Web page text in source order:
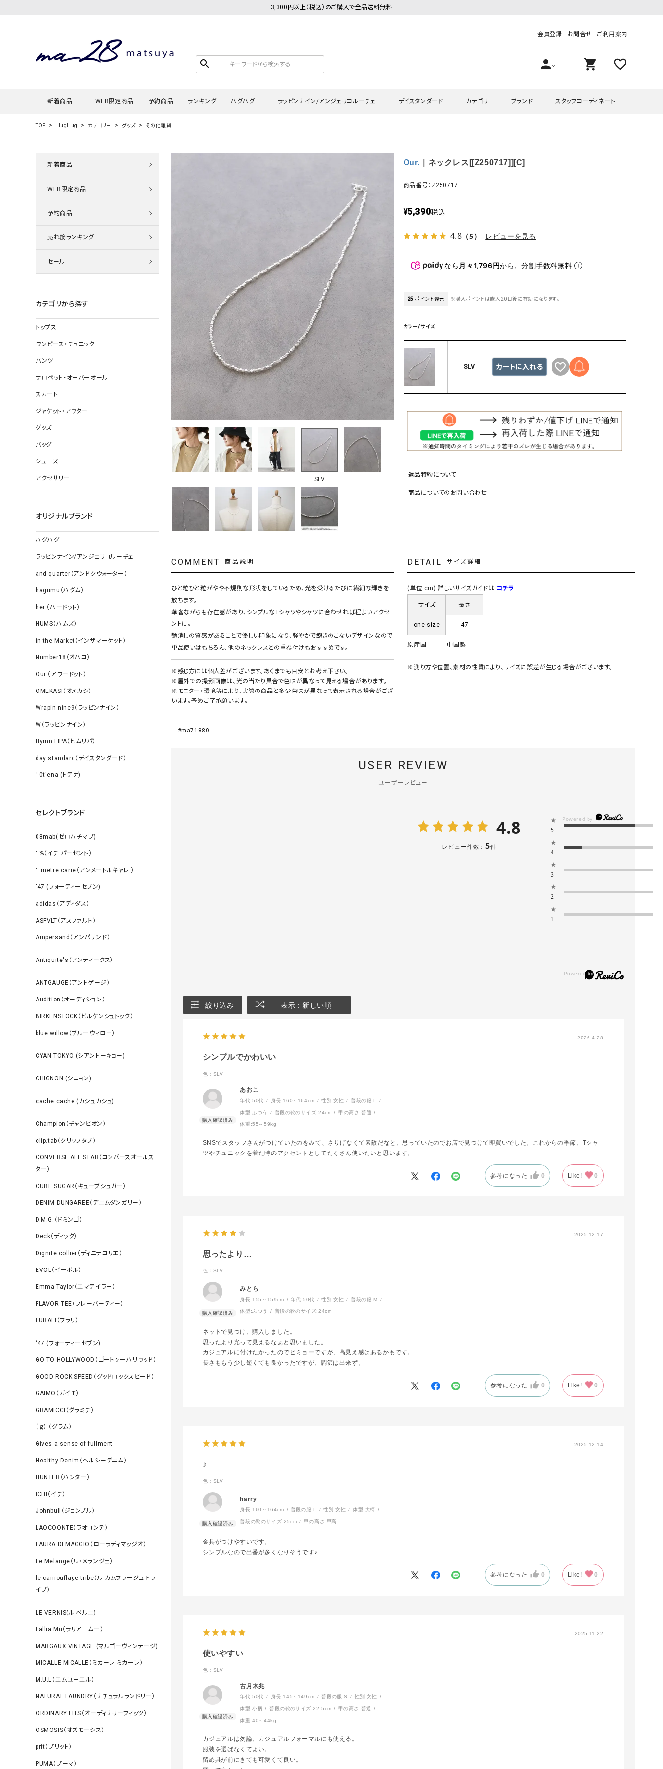
3,300円以上（税込）のご購入で全品送料無料
search
会員登録 お問合せ ご利用案内
person shopping_cart favorite_outline
新着商品 WEB限定商品 予約商品 ランキング ハグハグ
その他のパンツ ロング・マキシ丈
その他スカート
ジャケット
コート
すべて見る
帽子
ソックス
その他雑貨
ラッピンナイン/アンジェリコルーチェ
デニムパンツ
その他のパンツ
ジャケット
コート
その他アウター
バッグ
シューズ
アクセサリー
すべて見る
デイスタンダード
カーディガン・ベスト
スウェット・パーカー
ニット
チュニック
ジャケット
コート
ガウン
バッグ
帽子
ソックス・その他雑貨
カテゴリ
ワンピース・チュニック
スカート
グッズ
サロペット・オーバーオール
ジャケット・アウター
グッズ
ブランド
ラッピンナイン/アンジェリコルーチェ
Wrapin nine9（ラッピンナイン）
120%lino（ワンハンドレッドトゥエンティ
ーパーセントリノ）
Ampersand（アンパサンド） MICALLE MICALLE（ミカ
Antiquite's（アンティークス）
NATURAL LAUNDRY（ナチ
リー）
blue willow（ブルーウィロー）
DENIM DUNGAREE（デニムダンガリー）
EVOL（イーボル）
HUNTER（ハンター） WILD THINGS（ワイルドシ
スタッフコーディネート
TOP HugHug カテゴリー グッズ その他雑貨
新着商品
WEB限定商品
予約商品
売れ筋ランキング
セール
カテゴリから探す
トップス
ワンピース・チュニック
パンツ
サロペット・オーバーオール
スカート
ジャケット・アウター
グッズ
バッグ
シューズ
アクセサリー
オリジナルブランド
ハグハグ
ラッピンナイン/アンジェリコルーチェ
and quarter（アンドクウォーター）
hagumu（ハグム）
her.（ハードット）
HUMS（ハムズ）
in the Market（インザマーケット）
Number18（オハコ）
Our.（アワードット）
OMEKASI（オメカシ）
Wrapin nine9（ラッピンナイン）
W（ラッピンナイン）
Hymn LIPA（ヒムリパ）
day standard（デイスタンダード）
10t'ena (トテナ)
セレクトブランド
08mab(ゼロハチマブ)
1%（イチ パーセント）
1 metre carre（アンメートルキャレ ）
‘47 (フォーティーセブン)
adidas（アディダス）
ASFVLT（アスファルト）
Ampersand（アンパサンド）
Antiquite's（アンティークス）
ANTGAUGE（アントゲージ）
Audition（オーディション）
BIRKENSTOCK（ビルケンシュトック）
blue willow（ブルーウィロー）
CYAN TOKYO (シアントーキョー)
CHIGNON (シニョン)
cache cache (カシュカシュ)
Champion（チャンピオン）
clip.tab（クリップタブ）
CONVERSE ALL STAR（コンバースオールス
ター）
CUBE SUGAR（キューブシュガー）
DENIM DUNGAREE（デニムダンガリー）
D.M.G.（ドミンゴ）
Deck（ディック）
Dignite collier（ディニテコリエ）
EVOL（イーボル）
Emma Taylor（エマテイラー）
FLAVOR TEE（フレーバーティー）
FURALI（フラリ）
‘47 (フォーティーセブン)
GO TO HOLLYWOOD（ゴートゥーハリウッド）
GOOD ROCK SPEED（グッドロックスピード）
GAIMO（ガイモ）
GRAMICCI（グラミチ）
（ｇ） （グラム）
Gives a sense of fullment
Healthy Denim（ヘルシーデニム）
HUNTER（ハンター）
ICHI（イチ）
Johnbull（ジョンブル）
LAOCOONTE（ラオコンテ）
LAURA DI MAGGIO（ローラディマッジオ）
Le Melange（ル・メランジェ）
le camouflage tribe（ル カムフラージュ トラ
イブ）
LE VERNIS(ル ベルニ)
Lallia Mu（ラリア ムー）
MARGAUX VINTAGE (マルゴーヴィンテージ)
MICALLE MICALLE（ミカーレ ミカーレ）
M.U.L（エムユーエル）
NATURAL LAUNDRY（ナチュラルランドリー）
ORDINARY FITS（オーディナリーフィッツ）
OSMOSIS（オズモーシス）
prit（プリット）
PUMA（プーマ）
SLV
Our. ｜ネックレス[[Z250717]][C]
商品番号：Z250717
¥5,390税込
4.8 （5） レビューを見る
なら 月々1,796円から。分割手数料無料
25 ポイント還元 ※購入ポイントは購入20日後に有効になります。
カラー/サイズ
SLV カートに入れる
返品特約について
商品についてのお問い合わせ
COMMENT 商品説明
ひと粒ひと粒がやや不規則な形状をしているため、光を受けるたびに繊細な輝きを
放ちます。
華奢ながらも存在感があり、シンプルなTシャツやシャツに合わせれば程よいアクセ
ントに。
艶消しの質感があることで優しい印象になり、軽やかで飽きのこないデザインなので
単品使いはもちろん、他のネックレスとの重ね付けもおすすめです。
※感じ方には個人差がございます。あくまでも目安とお考え下さい。
※屋外での撮影画像は、光の当たり具合で色味が異なって見える場合があります。
※モニター・環境等により、実際の商品と多少色味が異なって表示される場合がござ
います。予めご了承願います。
#ma71880
DETAIL サイズ詳細
(単位:cm) 詳しいサイズガイドは コチラ
サイズ 長さ
one-size 47
原産国 中国製
※測り方や位置、素材の性質により、サイズに誤差が生じる場合がございます。
USER REVIEW
ユーザーレビュー
4.8
レビュー件数：5件
★
5
★
4
★
3
★
2
★
1
絞り込み 表示：新しい順
2026.4.28
シンプルでかわいい
色：SLV
あおこ
年代:50代 身長:160～164cm 性別:女性 普段の服: L
体型:ふつう 普段の靴のサイズ:24cm 甲の高さ:普通
体重:55～59kg
SNSでスタッフさんがつけていたのをみて、さりげなくて素敵だなと、思っていたのでお店で見つけて即買いでした。これからの季節、Tシャ
ツやチュニックを着た時のアクセントとしてたくさん使いたいと思います。
参考になった 0 Like! 0
2025.12.17
思ったより…
色：SLV
みとら
身長:155～159cm 年代:50代 性別:女性 普段の服: M
体型:ふつう 普段の靴のサイズ:24cm
ネットで見つけ、購入しました。
思ったより光って見えるなぁと思いました。
カジュアルに付けたかったのでビミョーですが、高見え感はあるかもです。
長さももう少し短くても良かったですが、調節は出来ず。
参考になった 0 Like! 0
2025.12.14
♪
色：SLV
harry
身長:160～164cm 普段の服:L 性別:女性 体型: 大柄
普段の靴のサイズ:25cm 甲の高さ:甲高
金具がつけやすいです。
シンプルなので出番が多くなりそうです♪
参考になった 0 Like! 0
2025.11.22
使いやすい
色：SLV
古月木兆
年代:50代 身長:145～149cm 普段の服:S 性別:女性
体型:小柄 普段の靴のサイズ:22.5cm 甲の高さ:普通
体重:40～44kg
カジュアルは勿論、カジュアルフォーマルにも使える。
服装を選ばなくてよい。
留め具が前にきても可愛くて良い。